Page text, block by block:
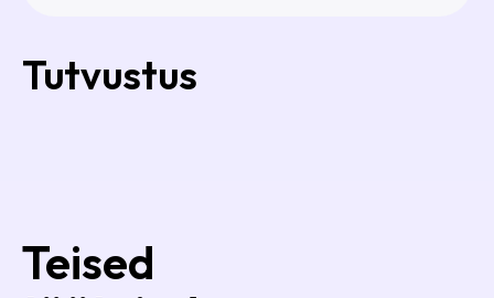
Tutvustus
Teised